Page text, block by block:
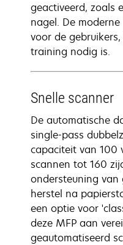
geactiveerd, zoals
nagel. De
voor de
training nodig is.
Snelle scanner
De automatische
single-pass
capaciteit van 100
scannen tot 160
ondersteuning van
herstel na
een optie voor
deze MFP aan
geautomatiseerd